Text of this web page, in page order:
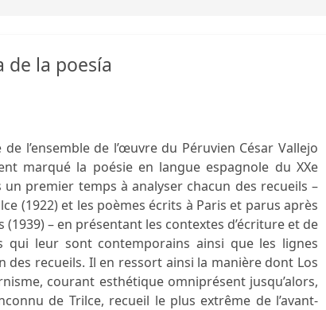
de la poesía
l’ensemble de l’œuvre du Péruvien César Vallejo
marqué la poésie en langue espagnole du XXe
un premier temps à analyser chacun des recueils –
(1922) et les poèmes écrits à Paris et parus après
– en présentant les contextes d’écriture et de
qui leur sont contemporains ainsi que les lignes
recueils. Il en ressort ainsi la manière dont Los
courant esthétique omniprésent jusqu’alors,
de Trilce, recueil le plus extrême de l’avant-